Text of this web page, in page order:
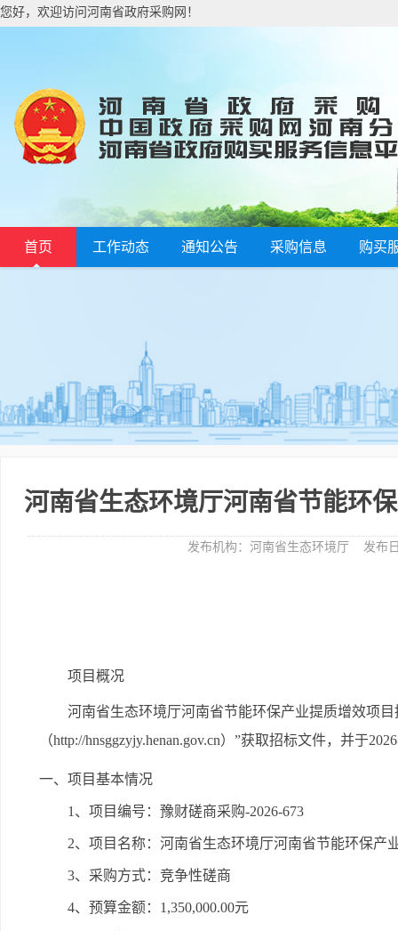
您好，欢迎访问河南省政府采购网！
首页 工作动态 通知公告 采购信息 购买
河南省生态环境厅河南省节能环
发布机构： 河南省生态环境厅 发布
项目概况
河南省生态环境厅河南省节能环保产业提质增效项目
（http://hnsggzyjy.henan.gov.cn）”获取招标文件，并于
一、项目基本情况
1、项目编号：豫财磋商采购-2026-673
2、项目名称：河南省生态环境厅河南省节能环保产
3、采购方式：竞争性磋商
4、预算金额：1,350,000.00元